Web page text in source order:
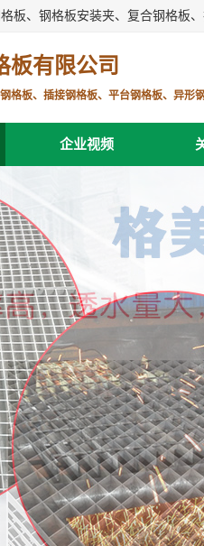
板、钢格板安装夹、复合钢格板
板有限公司
格板、插接钢格板、平台钢格板、异形
企业视频